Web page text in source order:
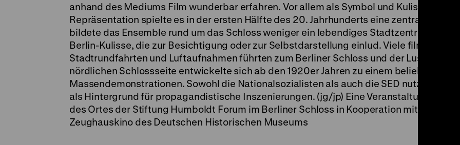
anhand des Mediums Film wunderbar erfahren. Vor allem als Symbol und Kulisse
Repräsentation spielte es in der ersten Hälfte des 20. Jahrhunderts eine zentrale Rolle.
bildete das Ensemble rund um das Schloss weniger ein lebendiges Stadtzentrum als
Berlin-Kulisse, die zur Besichtigung oder zur Selbstdarstellung einlud. Viele filmische
Stadtrundfahrten und Luftaufnahmen führten zum Berliner Schloss und der Lustgarten
nördlichen Schlossseite entwickelte sich ab den 1920er Jahren zu einem beliebten Ort
Massendemonstrationen. Sowohl die Nationalsozialisten als auch die SED nutzten das
als Hintergrund für propagandistische Inszenierungen. (jg/jp) Eine Veranstaltung des
des Ortes der Stiftung Humboldt Forum im Berliner Schloss in Kooperation mit dem
Zeughauskino des Deutschen Historischen Museums